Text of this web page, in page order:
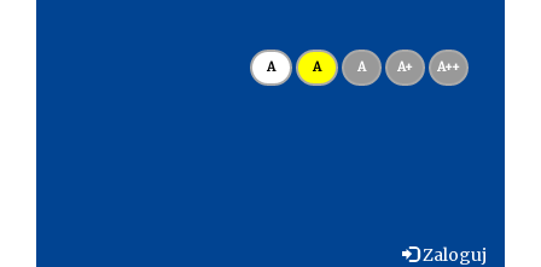
A A A A+ A++
Zaloguj